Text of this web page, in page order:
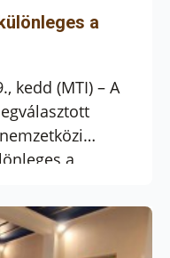
a
kedd (MTI) – A
a
tartomány